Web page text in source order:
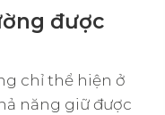
được
chỉ thể hiện ở
năng giữ được